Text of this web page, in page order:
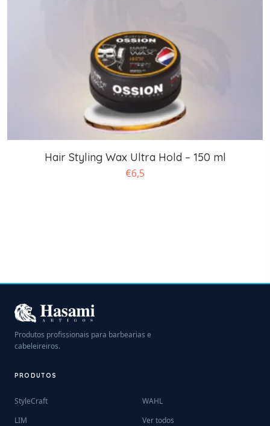
Hair Styling Wax Ultra Hold – 150 ml
€6,5
Produtos profissionais para barbearias e
cabeleireiros.
PRODUTOS
StyleCraft
LIM
WAHL
Ver todos